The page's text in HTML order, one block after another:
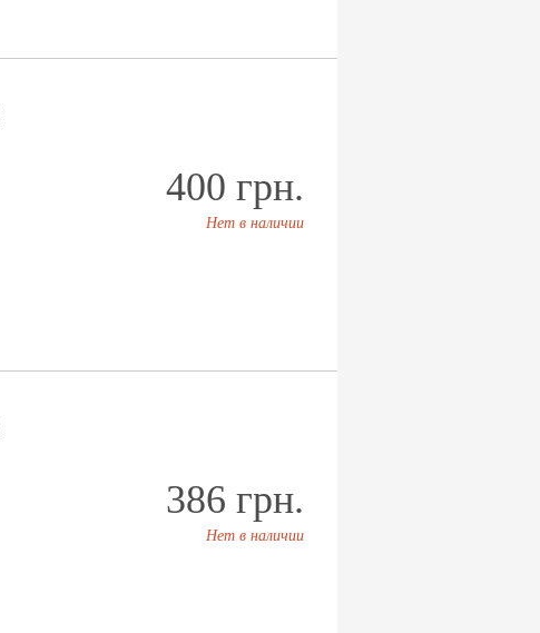
400 грн.
Нет в наличии
386 грн.
Нет в наличии